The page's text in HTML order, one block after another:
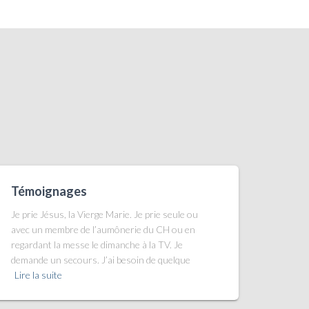
Témoignages
Je prie Jésus, la Vierge Marie. Je prie seule ou
avec un membre de l’aumônerie du CH ou en
regardant la messe le dimanche à la TV. Je
demande un secours. J’ai besoin de quelque
Lire la suite